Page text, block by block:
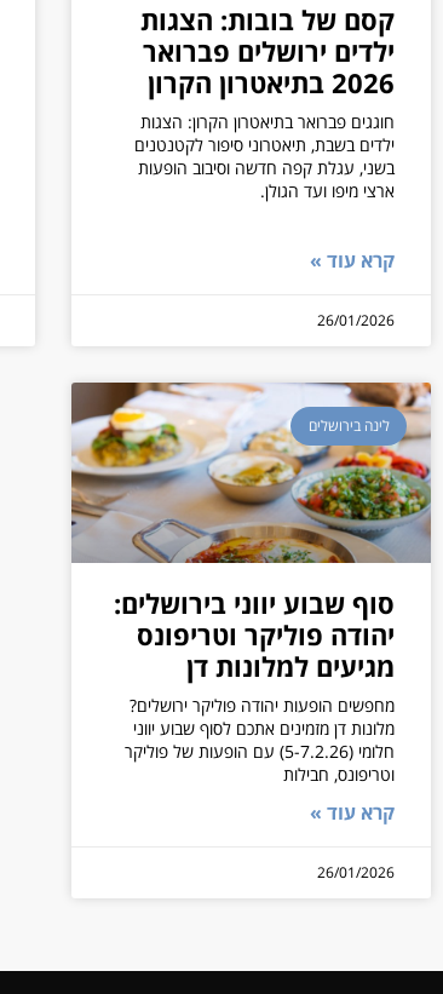
קסם של בובות: הצגות
ילדים ירושלים פברואר
2026 בתיאטרון הקרון
חוגגים פברואר בתיאטרון הקרון: הצגות
ילדים בשבת, תיאטרוני סיפור לקטנטנים
בשני, עגלת קפה חדשה וסיבוב הופעות
ארצי מיפו ועד הגולן.
קרא עוד »
26/01/2026
לינה בירושלים
סוף שבוע יווני בירושלים:
יהודה פוליקר וטריפונס
מגיעים למלונות דן
מחפשים הופעות יהודה פוליקר ירושלים?
מלונות דן מזמינים אתכם לסוף שבוע יווני
חלומי (5-7.2.26) עם הופעות של פוליקר
וטריפונס, חבילות
קרא עוד »
26/01/2026